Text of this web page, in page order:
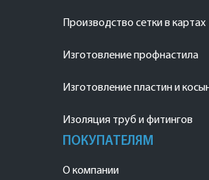
Производство сетки в картах
Изготовление профнастила
Изготовление пластин и
Изоляция труб и фитингов
ПОКУПАТЕЛЯМ
О компании